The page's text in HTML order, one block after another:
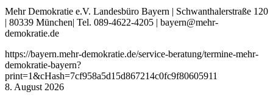
Mehr Demokratie e.V. Landesbüro Bayern | Schwanthalerstraße 120
| 80339 München| Tel. 089-4622-4205 | bayern@mehr-
demokratie.de
https://bayern.mehr-demokratie.de/service-beratung/termine-mehr-
demokratie-bayern?
print=1&cHash=7cf958a5d15d867214c0fc9f80605911
8. August 2026